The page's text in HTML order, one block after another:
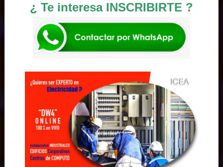
¿ Te interesa INSCRIBIRTE ?